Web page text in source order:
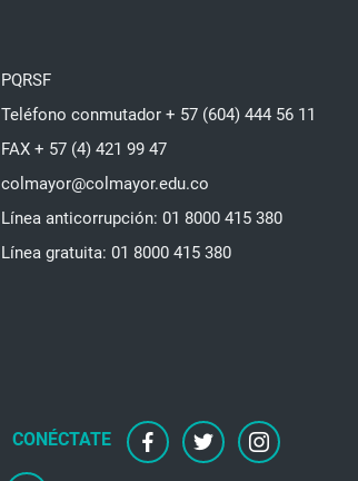
PQRSF
Teléfono conmutador + 57 (604) 444 56 11
FAX + 57 (4) 421 99 47
colmayor@colmayor.edu.co
Línea anticorrupción: 01 8000 415 380
Línea gratuita: 01 8000 415 380